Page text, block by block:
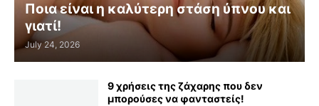
Ποια είναι η καλύτερη στάση ύπνου και
γιατί!
July 24, 2026
9 χρήσεις της ζάχαρης που δεν
μπορούσες να φανταστείς!